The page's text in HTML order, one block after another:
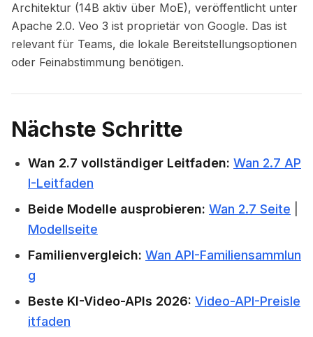
Architektur (14B aktiv über MoE), veröffentlicht unter
Apache 2.0. Veo 3 ist proprietär von Google. Das ist
relevant für Teams, die lokale Bereitstellungsoptionen
oder Feinabstimmung benötigen.
Nächste Schritte
Wan 2.7 vollständiger Leitfaden: Wan 2.7 AP
I-Leitfaden
Beide Modelle ausprobieren: Wan 2.7 Seite
Modellseite
Familienvergleich: Wan API-Familiensammlun
g
Beste KI-Video-APIs 2026: Video-API-Preisle
itfaden